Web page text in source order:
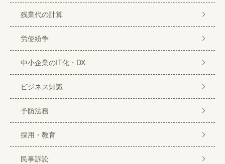
残業代の計算
労使紛争
中小企業のIT化・DX
ビジネス知識
予防法務
採用・教育
民事訴訟